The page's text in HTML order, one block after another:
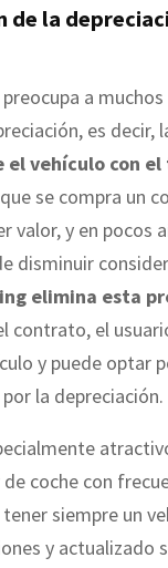
de la
a
es decir,
el vehículo con
se compra un
valor, y en pocos
disminuir
elimina esta
contrato, el
y puede optar
la depreciación.
coche con
siempre un
y actualizado